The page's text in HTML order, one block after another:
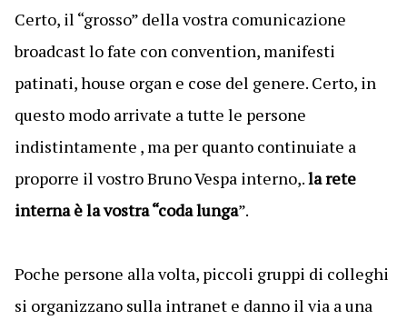
Certo, il “grosso” della vostra comunicazione
broadcast lo fate con convention, manifesti
patinati, house organ e cose del genere. Certo, in
questo modo arrivate a tutte le persone
indistintamente , ma per quanto continuiate a
proporre il vostro Bruno Vespa interno,.la rete
interna è la vostra “coda lunga”.
Poche persone alla volta, piccoli gruppi di colleghi
si organizzano sulla intranet e danno il via a una